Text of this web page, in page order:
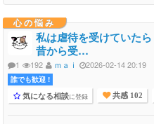
心の悩み
私は虐待を受けていた
昔から受…
1 192 ｍａｉ 2026-02-14 20:19
誰でも歓迎 !
気になる相談に登録 共感 102